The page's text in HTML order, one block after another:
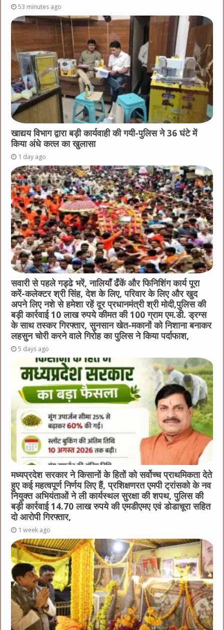
53 minutes ago
खाद्यय विभाग द्वारा बड़ी कार्यवाही की गयी-पुलिस ने 36 घंटे में
किया अंधे कत्ल का खुलासा
1 day ago
सवारी से पहले गड्ढे भरें, नालियाँ ढँकें और फिनिशिंग कार्य पूरा
करें-कलेक्टर श्री सिंह, देश के लिए, परिवार के लिए और खुद
अपने लिए नशे से हमेशा रहें दूर प्रधानमंत्री श्री मोदी,पुलिस की
बड़ी कार्रवाई 10 लाख रुपये कीमत की 100 ग्राम एम.डी. ड्रग्स
के साथ तस्कर गिरफ्तार, सुनसान खेत-मकानों को निशाना बनाकर
लहसुन चोरी करने वाले गिरोह का पुलिस ने किया पर्दाफाश,
5 days ago
मध्यप्रदेश सरकार ने किसानों के हितों को सर्वोच्च प्राथमिकता देते
हुए कई महत्वपूर्ण निर्णय लिए हैं, प्रशिक्षणरत एमपी ट्रांसको के नव
नियुक्त अभियंताओं ने ली कार्यस्थल सुरक्षा की शपथ, पुलिस की
बड़ी कार्रवाई 14.70 लाख रुपये की एमडीएमए एवं डोडाचूरा सहित
दो आरोपी गिरफ्तार,
1 week ago